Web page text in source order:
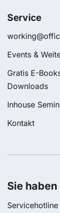
Service
Events &
Gratis E-
Downloads
Inhouse
Kontakt
Sie